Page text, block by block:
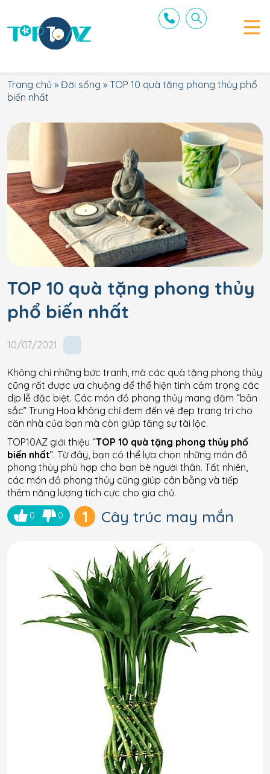
Trang chủ » Đời sống » TOP 10 quà tặng phong thủy phổ
biến nhất
TOP 10 quà tặng phong thủy
phổ biến nhất
10/07/2021
Không chỉ những bức tranh, mà các quà tặng phong thủy
cũng rất được ưa chuộng để thể hiện tình cảm trong các
dịp lễ đặc biệt. Các món đồ phong thủy mang đậm “bản
sắc” Trung Hoa không chỉ đem đến vẻ đẹp trang trí cho
căn nhà của bạn mà còn giúp tăng sự tài lộc.
TOP10AZ giới thiệu “TOP 10 quà tặng phong thủy phổ
biến nhất”. Từ đây, bạn có thể lựa chọn những món đồ
phong thủy phù hợp cho bạn bè người thân. Tất nhiên,
các món đồ phong thủy cũng giúp cân bằng và tiếp
thêm năng lượng tích cực cho gia chủ.
0 0 1 Cây trúc may mắn